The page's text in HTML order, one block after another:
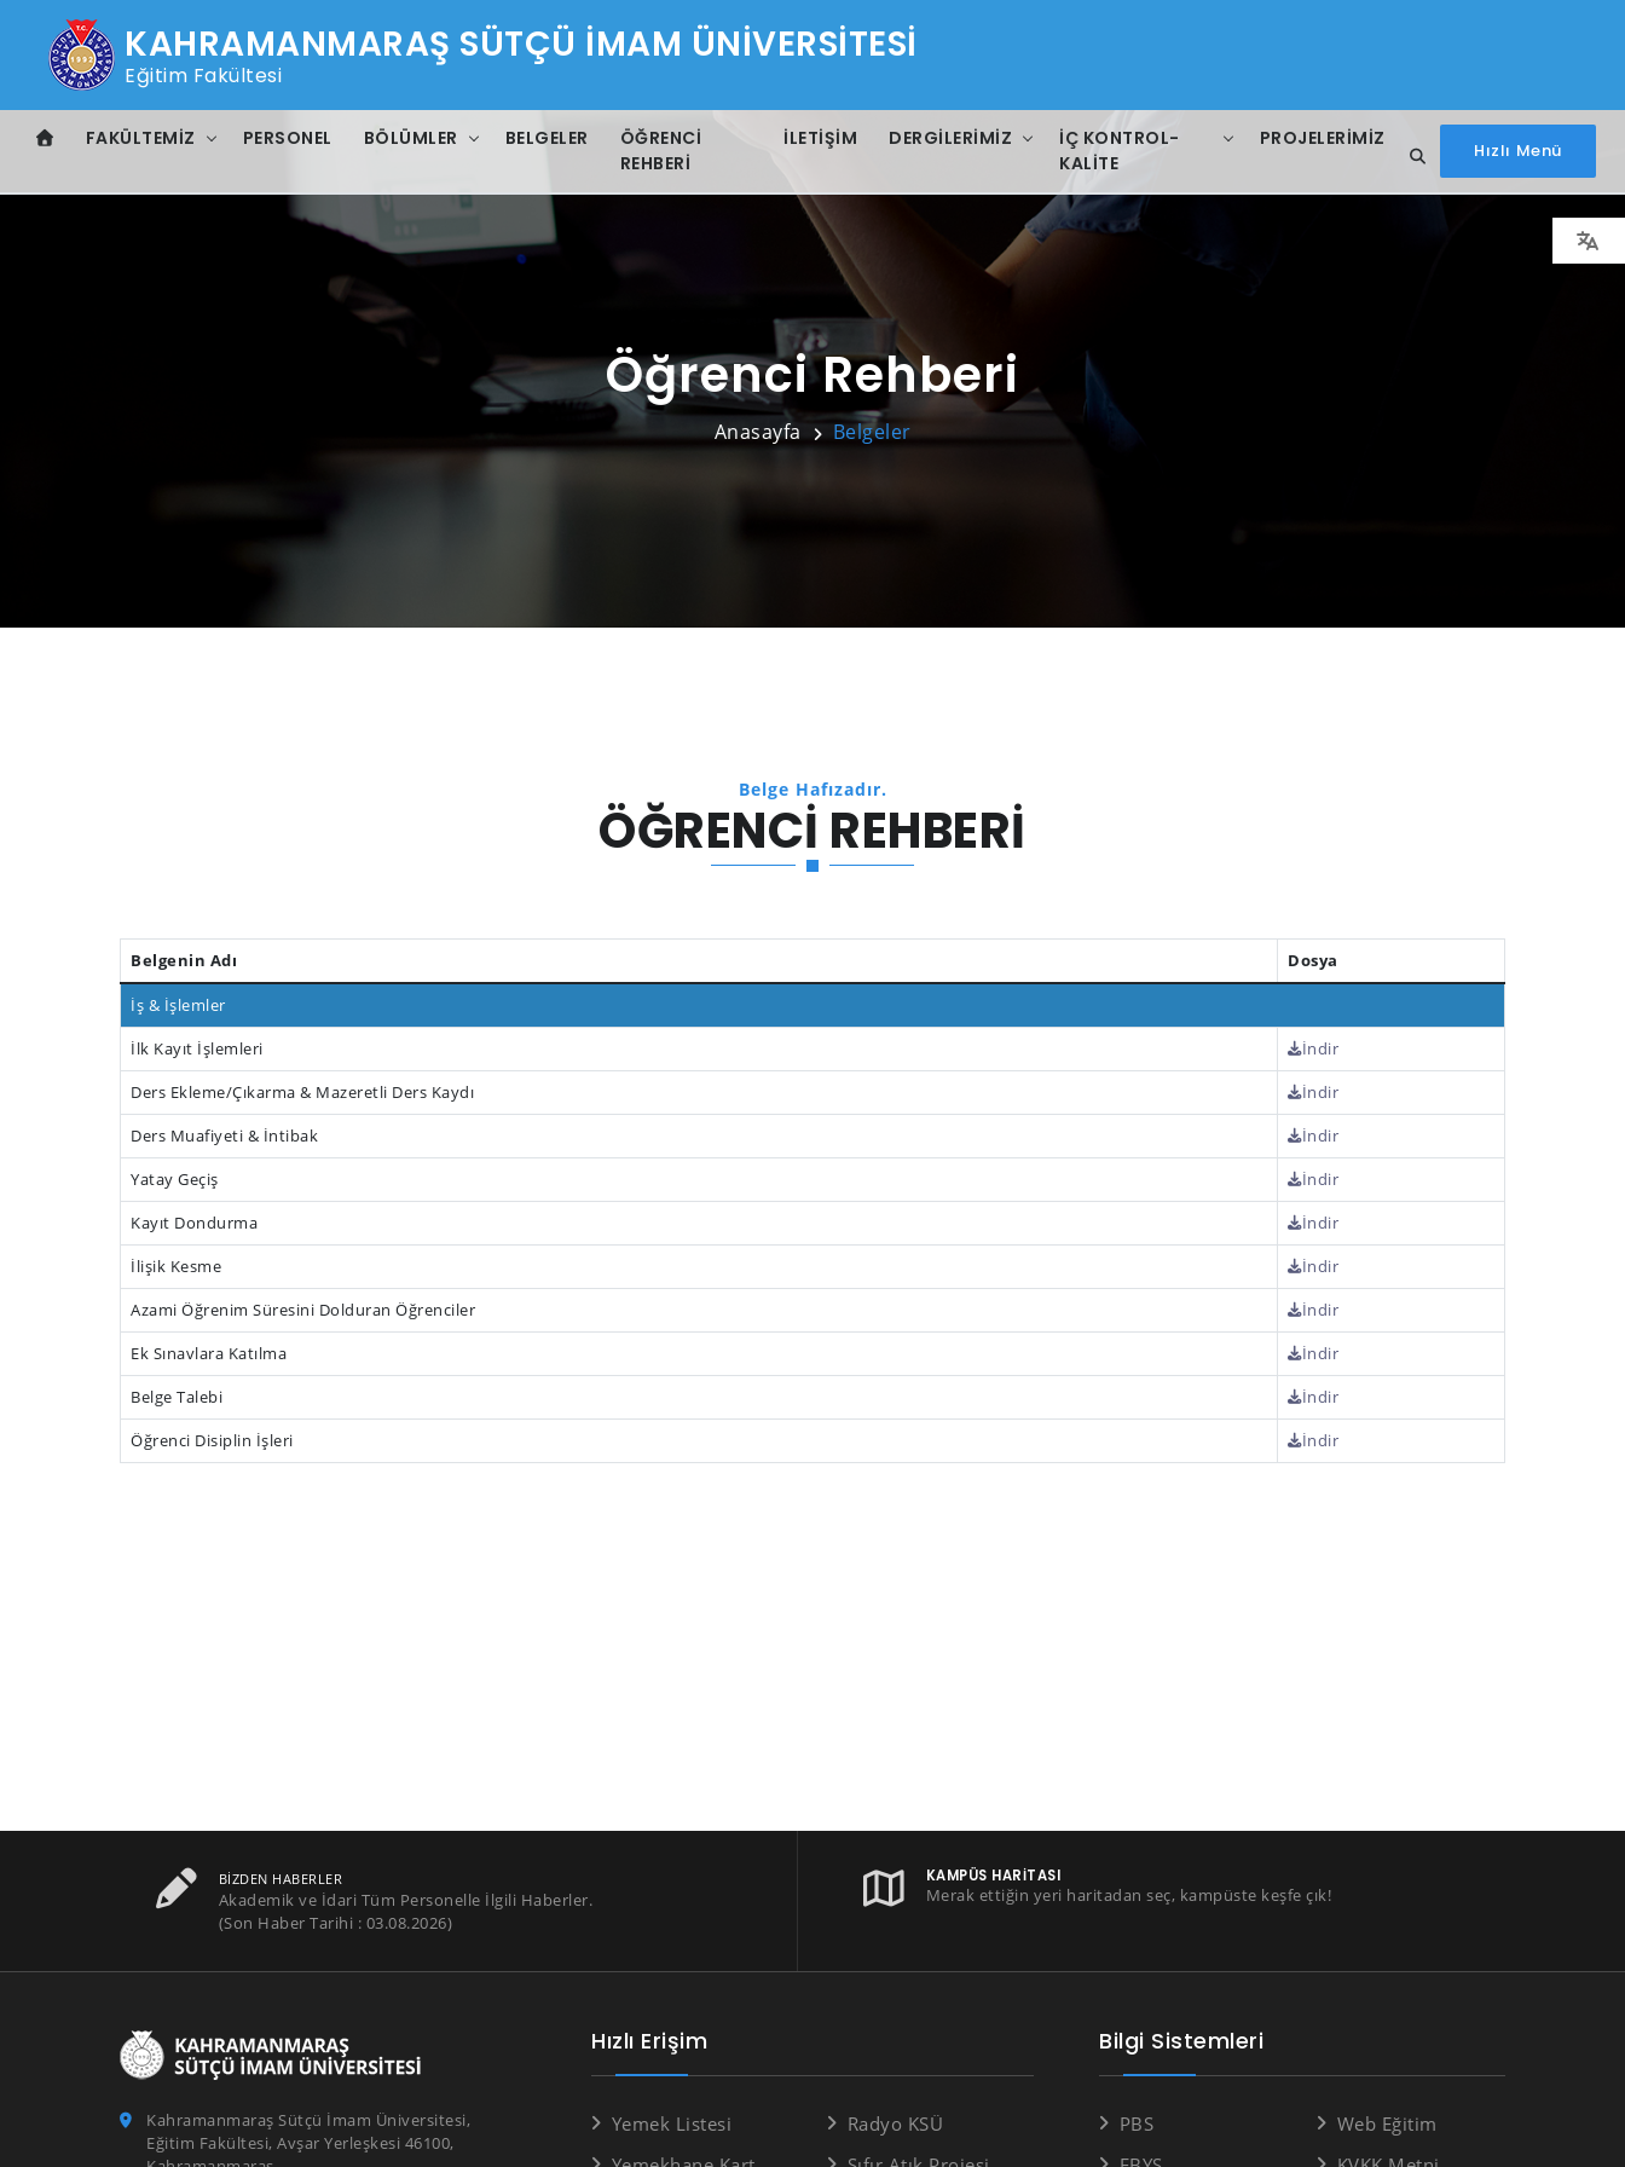
KAHRAMANMARAŞ SÜTÇÜ İMAM ÜNİVERSİTESİ
Eğitim Fakültesi
FAKÜLTEMIZ PERSONEL BÖLÜMLER BELGELER
ÖĞRENCI
REHBERI
İLETIŞIM DERGILERIMIZ
İÇ KONTROL-
KALITE
PROJELERIMIZ
Hızlı Menü
Öğrenci Rehberi
Anasayfa Belgeler
Belge Hafızadır.
ÖĞRENCI REHBERI
Belgenin Adı Dosya
İş & İşlemler
İlk Kayıt İşlemleri
İndir
Ders Ekleme/Çıkarma & Mazeretli Ders Kaydı
İndir
Ders Muafiyeti & İntibak
İndir
Yatay Geçiş
İndir
Kayıt Dondurma
İndir
İlişik Kesme
İndir
Azami Öğrenim Süresini Dolduran Öğrenciler
İndir
Ek Sınavlara Katılma
İndir
Belge Talebi
İndir
Öğrenci Disiplin İşleri
İndir
BIZDEN HABERLER
Akademik ve İdari Tüm Personelle İlgili Haberler.
(Son Haber Tarihi : 03.08.2026)
KAMPÜS HARITASI
Merak ettiğin yeri haritadan seç, kampüste keşfe çık!
Kahramanmaraş Sütçü İmam Üniversitesi,
Eğitim Fakültesi, Avşar Yerleşkesi 46100,
Hızlı Erişim
Yemek Listesi
Radyo KSÜ
Bilgi Sistemleri
PBS
Web Eğitim